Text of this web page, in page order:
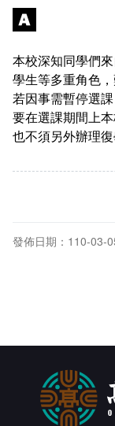
招生
就學費用減
選系申請
在學
成績查詢
校訊電子報
畢業
專業基礎必修
本校深知同學們
學生等多重角色
若因事需暫停選
要在選課期間上
也不須另外辦理復
發佈日期：110-03-